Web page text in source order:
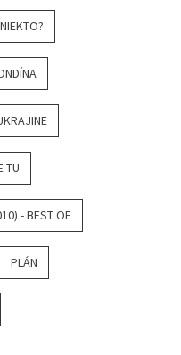
TU
- BEST OF
PLÁN